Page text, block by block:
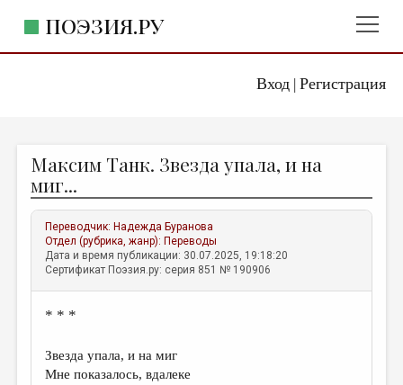
Вход| Регистрация
ПОЭЗИЯ.РУ
ЖАНРЫ
АВТОРЫ
КОММЕНТАРИИ
ЛИТСАЛОН
ОТДЕЛЫ И РУБРИКИ
Максим Танк. Звезда упала, и на
миг...
Переводчик: Надежда Буранова
Отдел (рубрика, жанр): Переводы
Дата и время публикации: 30.07.2025, 19:18:20
Сертификат Поэзия.ру: серия 851 № 190906
* * *
Звезда упала, и на миг
Мне показалось, вдалеке